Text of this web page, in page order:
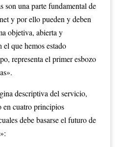
son una parte fundamental de
y por ello pueden y deben
objetiva, abierta y
el que hemos estado
representa el primer esbozo
descriptiva del servicio,
en cuatro principios
debe basarse el futuro de